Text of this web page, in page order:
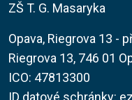
ZŠ T. G. Masaryka
Opava, Riegrova 13 -
Riegrova 13, 746 01
ICO: 47813300